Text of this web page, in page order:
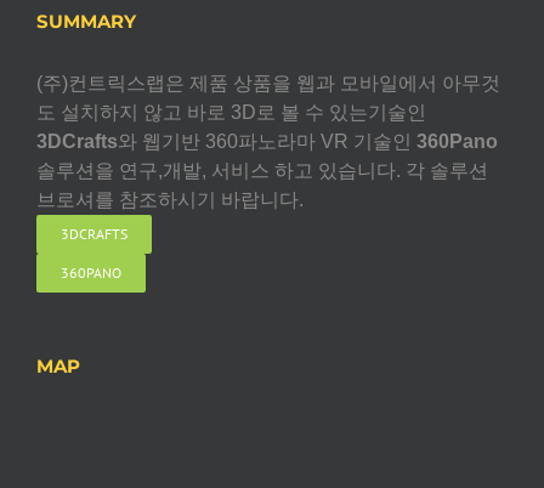
SUMMARY
(주)컨트릭스랩은 제품 상품을 웹과 모바일에서 아무것
도 설치하지 않고 바로 3D로 볼 수 있는기술인
3DCrafts와 웹기반 360파노라마 VR 기술인 360Pano
솔루션을 연구,개발, 서비스 하고 있습니다. 각 솔루션
브로셔를 참조하시기 바랍니다.
3DCRAFTS
360PANO
MAP